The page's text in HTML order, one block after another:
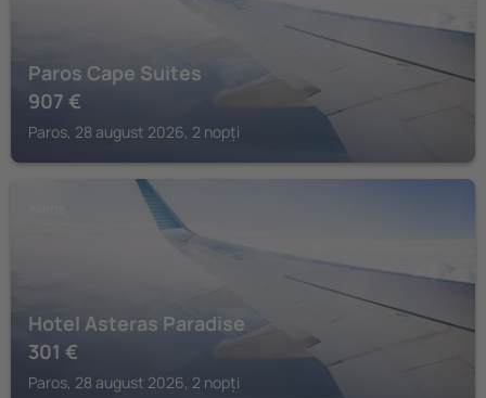
Paros Cape Suites
907 €
Paros, 28 august 2026, 2 nopți
Hotel Asteras Paradise
301 €
Paros, 28 august 2026, 2 nopți